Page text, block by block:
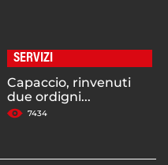
SERVIZI
Capaccio, rinvenuti
due ordigni...
7434